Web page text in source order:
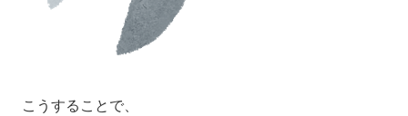
こうすることで、